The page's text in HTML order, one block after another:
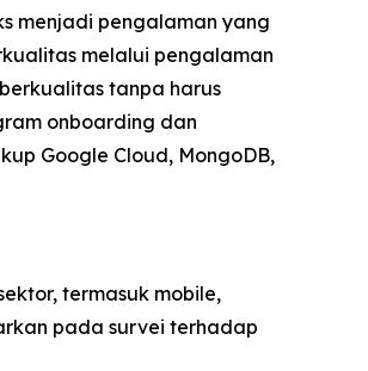
menjadi pengalaman yang
melalui pengalaman
tanpa harus
onboarding dan
Google Cloud, MongoDB,
termasuk mobile,
pada survei terhadap